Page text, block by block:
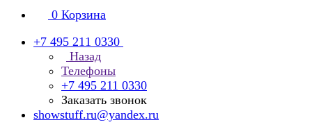
0 Корзина
+7 495 211 0330
Назад
Телефоны
+7 495 211 0330
Заказать звонок
showstuff.ru@yandex.ru